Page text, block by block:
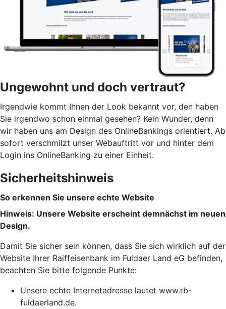
Ungewohnt und doch vertraut?
Irgendwie kommt Ihnen der Look bekannt vor, den haben
Sie irgendwo schon einmal gesehen? Kein Wunder, denn
wir haben uns am Design des OnlineBankings orientiert. Ab
sofort verschmilzt unser Webauftritt vor und hinter dem
Login ins OnlineBanking zu einer Einheit.
Sicherheitshinweis
So erkennen Sie unsere echte Website
Hinweis: Unsere Website erscheint demnächst im neuen
Design.
Damit Sie sicher sein können, dass Sie sich wirklich auf der
Website Ihrer Raiffeisenbank im Fuldaer Land eG befinden,
beachten Sie bitte folgende Punkte:
Unsere echte Internetadresse lautet www.rb-
fuldaerland.de.